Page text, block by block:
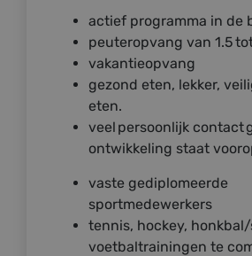
actief programma in de
peuteropvang van 1.5
vakantieopvang
gezond eten, lekker,
eten.
veel persoonlijk contact
ontwikkeling staat
vaste gediplomeerde
sportmedewerkers
tennis, hockey,
voetbaltrainingen te